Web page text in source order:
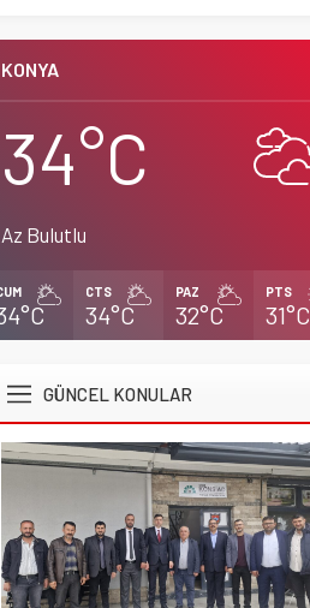
KONYA
34°C
Az Bulutlu
CTS
34°C
PAZ
32°C
PTS
31°C
GÜNCEL KONULAR